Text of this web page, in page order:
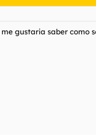
gustaria saber como